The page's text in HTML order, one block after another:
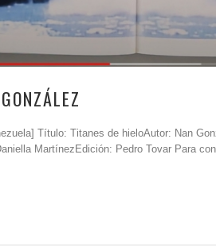
Título: Titanes de hieloAutor: Nan
MartínezEdición: Pedro Tovar Para